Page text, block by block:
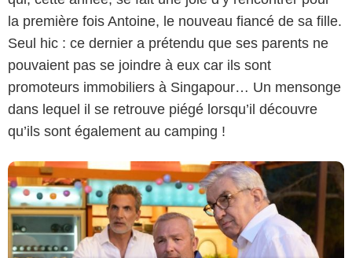
la première fois Antoine, le nouveau fiancé de sa fille.
Seul hic : ce dernier a prétendu que ses parents ne
pouvaient pas se joindre à eux car ils sont
promoteurs immobiliers à Singapour… Un mensonge
dans lequel il se retrouve piégé lorsqu’il découvre
qu’ils sont également au camping !